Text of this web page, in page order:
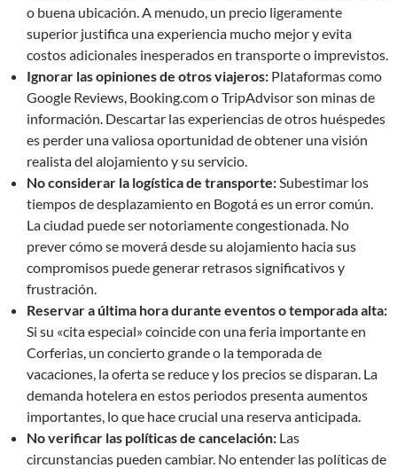
o buena ubicación. A menudo, un precio ligeramente
superior justifica una experiencia mucho mejor y evita
costos adicionales inesperados en transporte o imprevistos.
Ignorar las opiniones de otros viajeros: Plataformas como
Google Reviews, Booking.com o TripAdvisor son minas de
información. Descartar las experiencias de otros huéspedes
es perder una valiosa oportunidad de obtener una visión
realista del alojamiento y su servicio.
No considerar la logística de transporte:Subestimar los
tiempos de desplazamiento en Bogotá es un error común.
La ciudad puede ser notoriamente congestionada. No
prever cómo se moverá desde su alojamiento hacia sus
compromisos puede generar retrasos significativos y
frustración.
Reservar a última hora durante eventos o temporada alta:
Si su «cita especial» coincide con una feria importante en
Corferias, un concierto grande o la temporada de
vacaciones, la oferta se reduce y los precios se disparan. La
demanda hotelera en estos periodos presenta aumentos
importantes, lo que hace crucial una reserva anticipada.
No verificar las políticas de cancelación: Las
circunstancias pueden cambiar. No entender las políticas de